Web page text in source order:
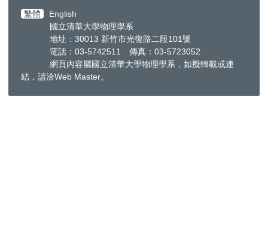
繁體
English
國立清華大學物理學系
地址：30013 新竹市光復路二段101號
電話：03-5742511 傳真：03-5723052
網頁內容屬國立清華大學物理學系，如擬轉載或連
結，請洽Web Master。